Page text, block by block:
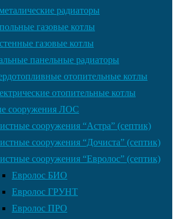
радиаторы
газовые котлы
газовые котлы
панельные радиаторы
отопительные котлы
отопительные котлы
сооружения ЛОС
сооружения “Астра” (септик)
сооружения “Дочиста” (септик)
сооружения “Евролос” (септик)
Евролос БИО
Евролос ГРУНТ
Евролос ПРО